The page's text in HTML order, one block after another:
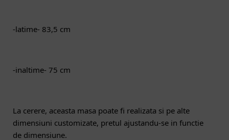
-latime- 83,5 cm
-inaltime- 75 cm
La cerere, aceasta masa poate fi realizata si pe alte
dimensiuni customizate, pretul ajustandu-se in functie
de dimensiune.